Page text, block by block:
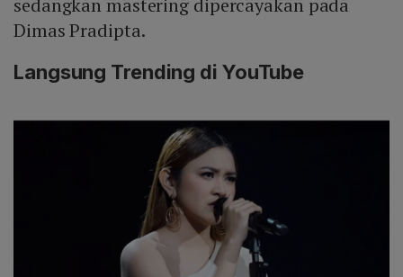
Dimas Pradipta.
Langsung Trending di YouTube